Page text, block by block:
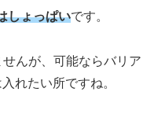
しょっぱいです。
んが、可能ならバリア
れたい所ですね。